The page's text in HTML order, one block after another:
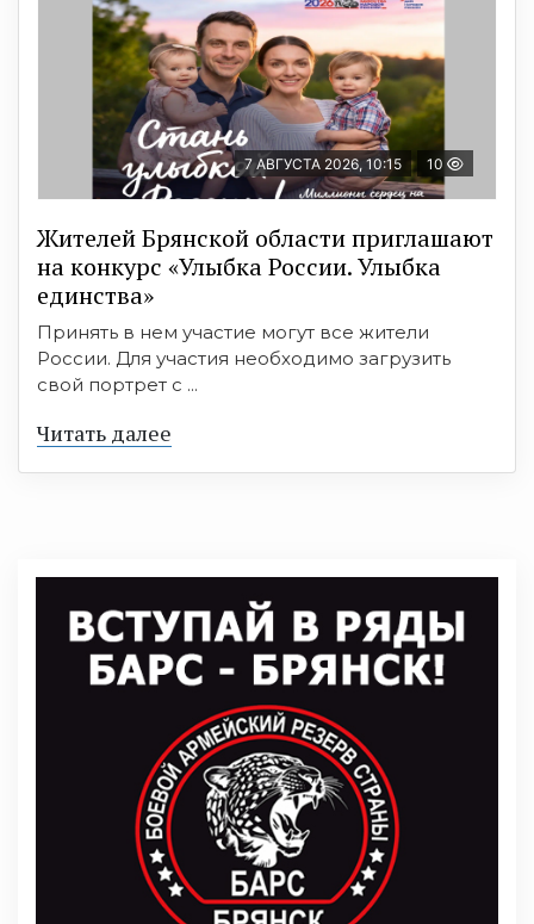
7 АВГУСТА 2026, 10:15 10
Жителей Брянской области приглашают
на конкурс «Улыбка России. Улыбка
единства»
Принять в нем участие могут все жители
России. Для участия необходимо загрузить
свой портрет с ...
Читать далее